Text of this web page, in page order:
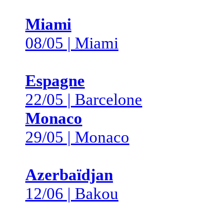
Miami
08/05 | Miami
Espagne
22/05 | Barcelone
Monaco
29/05 | Monaco
Azerbaïdjan
12/06 | Bakou